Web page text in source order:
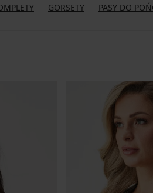
GORSETY PASY DO